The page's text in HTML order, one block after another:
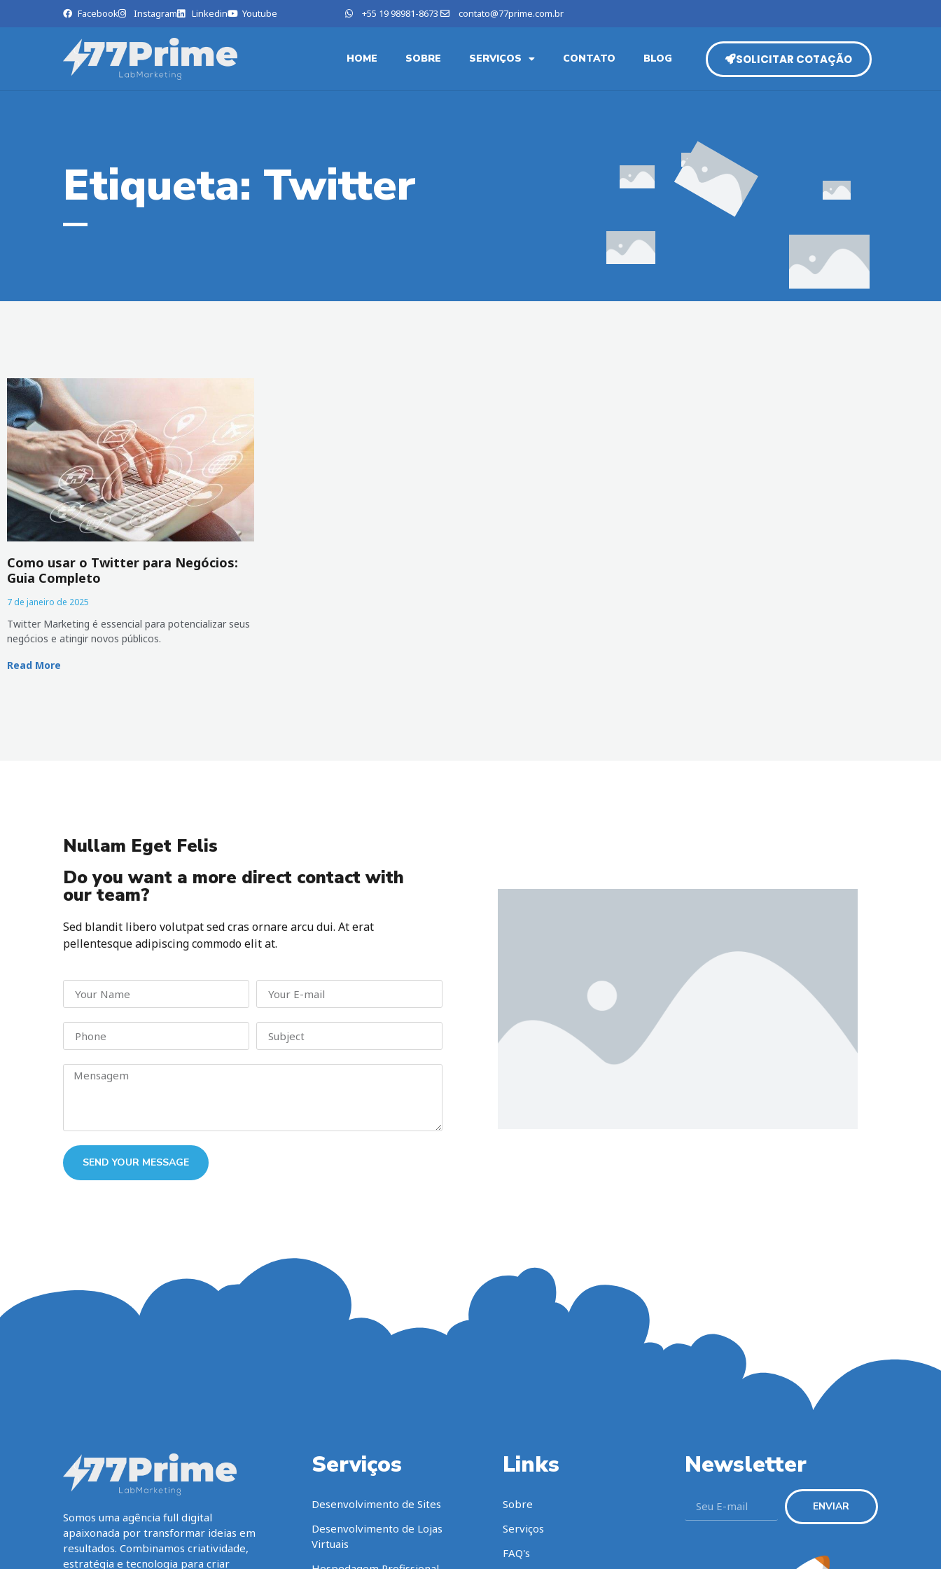
Facebook Instagram Linkedin Youtube +55 19 98981-8673 contato@77prime.com.br
HOME SOBRE SERVIÇOS CONTATO BLOG SOLICITAR COTAÇÃO
Etiqueta: Twitter
Como usar o Twitter para Negócios:
Guia Completo
7 de janeiro de 2025
Twitter Marketing é essencial para potencializar seus
negócios e atingir novos públicos.
Read More
Nullam Eget Felis
Do you want a more direct contact with
our team?
Sed blandit libero volutpat sed cras ornare arcu dui. At erat
pellentesque adipiscing commodo elit at.
SEND YOUR MESSAGE
Somos uma agência full digital
apaixonada por transformar ideias em
resultados. Combinamos criatividade,
estratégia e tecnologia para criar
Serviços
Desenvolvimento de Sites
Desenvolvimento de Lojas
Virtuais
Links
Sobre
Serviços
FAQ's
Newsletter
ENVIAR